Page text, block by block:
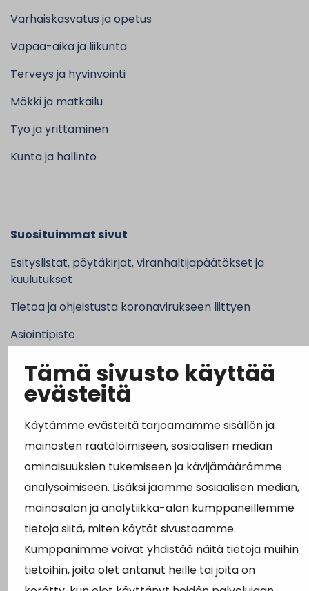
Tämä sivusto käyttää
evästeitä
Käytämme evästeitä tarjoamamme sisällön ja
mainosten räätälöimiseen, sosiaalisen median
ominaisuuksien tukemiseen ja kävijämäärämme
analysoimiseen. Lisäksi jaamme sosiaalisen median,
mainosalan ja analytiikka-alan kumppaneillemme
tietoja siitä, miten käytät sivustoamme.
Kumppanimme voivat yhdistää näitä tietoja muihin
tietoihin, joita olet antanut heille tai joita on
Varhaiskasvatus ja opetus
Vapaa-aika ja liikunta
Terveys ja hyvinvointi
Mökki ja matkailu
Työ ja yrittäminen
Kunta ja hallinto
Suosituimmat sivut
Esityslistat, pöytäkirjat, viranhaltijapäätökset ja
kuulutukset
Tietoa ja ohjeistusta koronavirukseen liittyen
Asiointipiste
Sähköinen asiointi
Yhteydenotto
Karttapalvelu
Tilavaraus
Kuntosali
Ruokalistat